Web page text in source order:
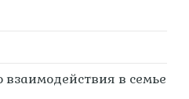
в семье